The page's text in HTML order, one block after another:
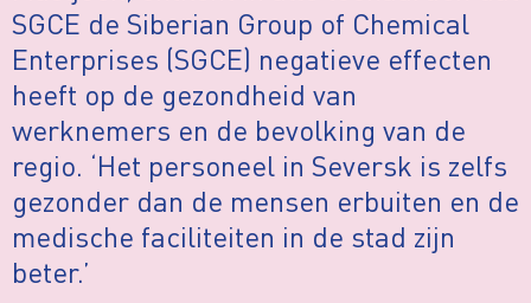
SGCE de Siberian Group of Chemical
Enterprises (SGCE) negatieve effecten
heeft op de gezondheid van
werknemers en de bevolking van de
regio. ‘Het personeel in Seversk is zelfs
gezonder dan de mensen erbuiten en de
medische faciliteiten in de stad zijn
beter.’